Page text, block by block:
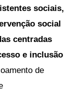
sociais,
social
centradas
e inclusão
de